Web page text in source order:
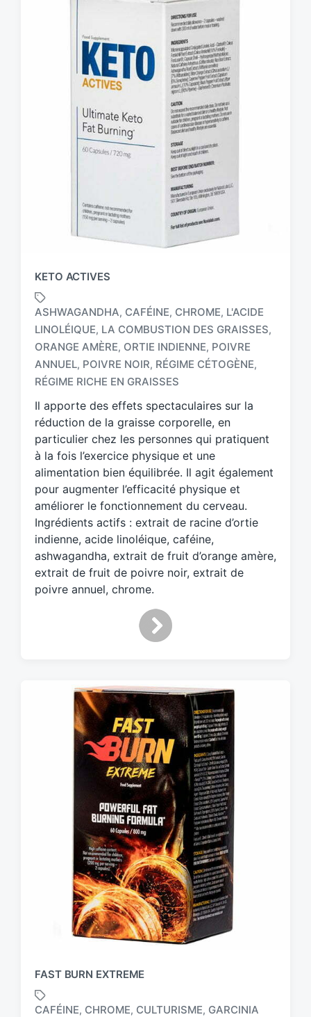
KETO ACTIVES
T
a
g
e
d
w
i
t
h
ASHWAGANDHA, CAFÉINE, CHROME, L'ACIDE
LINOLÉIQUE, LA COMBUSTION DES GRAISSES,
ORANGE AMÈRE, ORTIE INDIENNE, POIVRE
ANNUEL, POIVRE NOIR, RÉGIME CÉTOGÈNE,
RÉGIME RICHE EN GRAISSES
Il apporte des effets spectaculaires sur la
réduction de la graisse corporelle, en
particulier chez les personnes qui pratiquent
à la fois l’exercice physique et une
alimentation bien équilibrée. Il agit également
pour augmenter l’efficacité physique et
améliorer le fonctionnement du cerveau.
Ingrédients actifs : extrait de racine d’ortie
indienne, acide linoléique, caféine,
ashwagandha, extrait de fruit d’orange amère,
extrait de fruit de poivre noir, extrait de
poivre annuel, chrome.
FAST BURN EXTREME
CAFÉINE, CHROME, CULTURISME, GARCINIA